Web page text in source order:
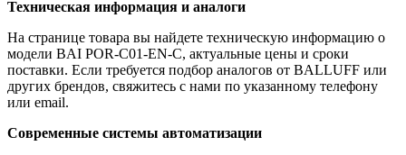
Техническая информация и аналоги
На странице товара вы найдете техническую информацию о
модели BAI POR-C01-EN-C, актуальные цены и сроки
поставки. Если требуется подбор аналогов от BALLUFF или
других брендов, свяжитесь с нами по указанному телефону
или email.
Современные системы автоматизации